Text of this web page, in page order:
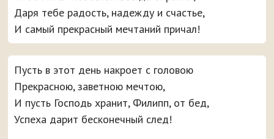
Даря тебе радость, надежду и счастье,
И самый прекрасный мечтаний причал!
Пусть в этот день накроет с головою
Прекрасною, заветною мечтою,
И пусть Господь хранит, Филипп, от бед,
Успеха дарит бесконечный след!